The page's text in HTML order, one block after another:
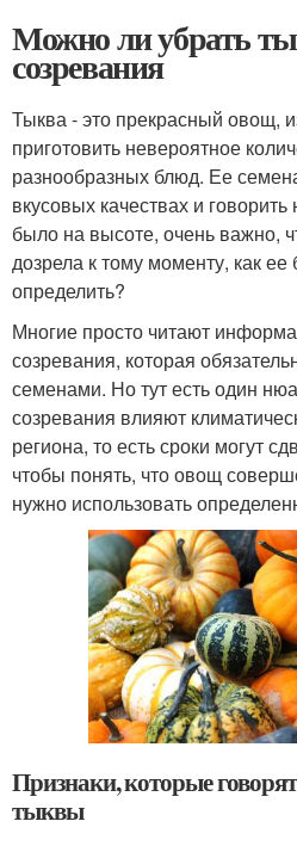
Можно ли убрать
созревания
Тыква - это прекрасный овощ,
приготовить невероятное
разнообразных блюд. Ее
вкусовых качествах и
было на высоте, очень важно,
дозрела к тому моменту, как ее
определить?
Многие просто читают
созревания, которая
семенами. Но тут есть один
созревания влияют
региона, то есть сроки могут
чтобы понять, что овощ
нужно использовать
Признаки, которые
тыквы